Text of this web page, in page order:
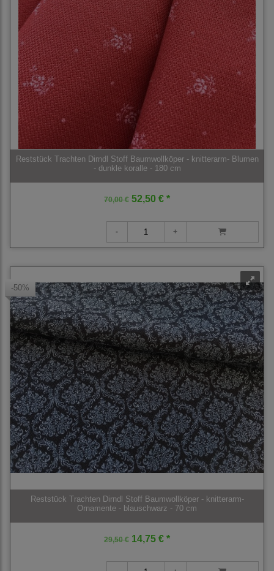
Reststück Trachten Dirndl Stoff Baumwollköper - knitterarm- Blumen
- dunkle koralle - 180 cm
70,00 € 52,50 € *
-50%
Reststück Trachten Dirndl Stoff Baumwollköper - knitterarm-
Ornamente - blauschwarz - 70 cm
29,50 € 14,75 € *